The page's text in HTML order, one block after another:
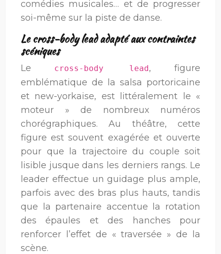
comédies musicales… et de progresser
soi-même sur la piste de danse.
Le cross-body lead adapté aux contraintes
scéniques
Le cross-body lead, figure
emblématique de la salsa portoricaine
et new-yorkaise, est littéralement le «
moteur » de nombreux numéros
chorégraphiques. Au théâtre, cette
figure est souvent exagérée et ouverte
pour que la trajectoire du couple soit
lisible jusque dans les derniers rangs. Le
leader effectue un guidage plus ample,
parfois avec des bras plus hauts, tandis
que la partenaire accentue la rotation
des épaules et des hanches pour
renforcer l’effet de « traversée » de la
scène.